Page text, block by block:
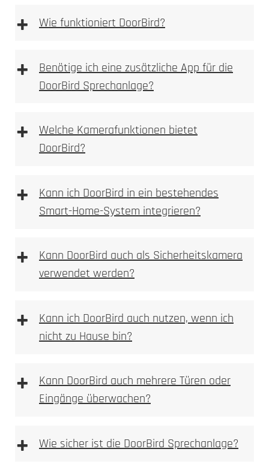
weniger filigran als Laserbeschriftung, dafür
Typische Einsatzbereiche:
Einsatzzweck
gewünschten Optik
+ Wie funktioniert DoorBird?
+
Benötige ich eine zusätzliche App für die
DoorBird Sprechanlage?
+
Welche Kamerafunktionen bietet
DoorBird?
+
Kann ich DoorBird in ein bestehendes
Smart-Home-System integrieren?
+
Kann DoorBird auch als Sicherheitskamera
verwendet werden?
+
Kann ich DoorBird auch nutzen, wenn ich
nicht zu Hause bin?
+
Kann DoorBird auch mehrere Türen oder
Eingänge überwachen?
+ Wie sicher ist die DoorBird Sprechanlage?